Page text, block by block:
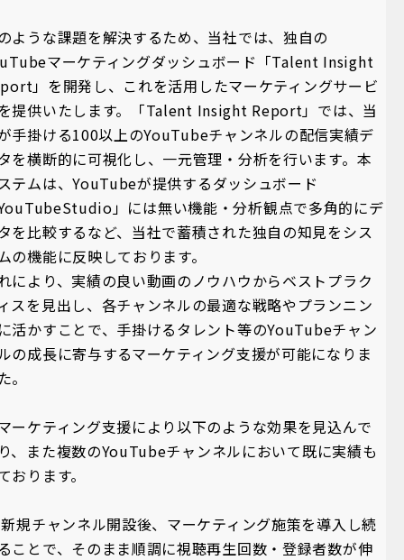
ような課題を解決するため、当社では、独自の
マーケティングダッシュボード「Talent Insight
」を開発し、これを活用したマーケティングサービ
提供いたします。「Talent Insight Report」では、当
手掛ける100以上のYouTubeチャンネルの配信実績デ
を横断的に可視化し、一元管理・分析を行います。本
テムは、YouTubeが提供するダッシュボード
」には無い機能・分析観点で多角的にデ
を比較するなど、当社で蓄積された独自の知見をシス
の機能に反映しております。
により、実績の良い動画のノウハウからベストプラク
スを見出し、各チャンネルの最適な戦略やプランニン
活かすことで、手掛けるタレント等のYouTubeチャン
の成長に寄与するマーケティング支援が可能になりま
。
ーケティング支援により以下のような効果を見込んで
、また複数のYouTubeチャンネルにおいて既に実績も
おります。
規チャンネル開設後、マーケティング施策を導入し続
ことで、そのまま順調に視聴再生回数・登録者数が伸